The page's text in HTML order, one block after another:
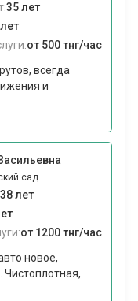
35 лет
от 500 тнг/час
всегда
и
сад
38 лет
от 1200 тнг/час
новое,